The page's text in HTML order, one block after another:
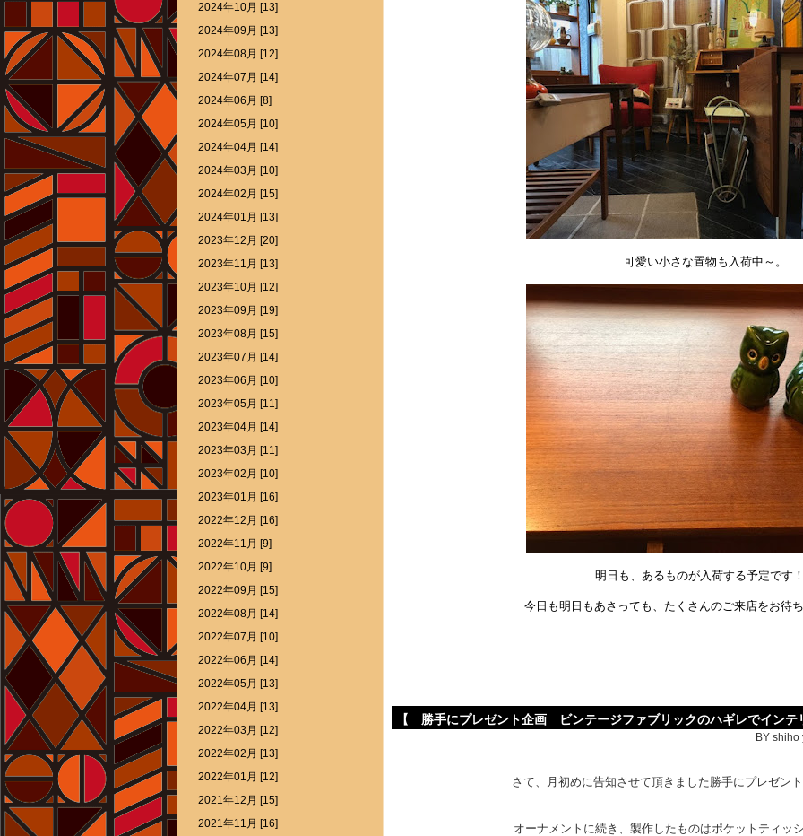
可愛い小さな置物も入荷中～。
明日も、あるものが入荷する予定です
今日も明日もあさっても、たくさんのご来店をお待
【 勝手にプレゼント企画 ビンテージファブリックのハギレでイン
BY
さて、月初めに告知させて頂きました勝手にプレゼン
オーナメントに続き、製作したものはポケットティッ
2024年10月 [13]
2024年09月 [13]
2024年08月 [12]
2024年07月 [14]
2024年06月 [8]
2024年05月 [10]
2024年04月 [14]
2024年03月 [10]
2024年02月 [15]
2024年01月 [13]
2023年12月 [20]
2023年11月 [13]
2023年10月 [12]
2023年09月 [19]
2023年08月 [15]
2023年07月 [14]
2023年06月 [10]
2023年05月 [11]
2023年04月 [14]
2023年03月 [11]
2023年02月 [10]
2023年01月 [16]
2022年12月 [16]
2022年11月 [9]
2022年10月 [9]
2022年09月 [15]
2022年08月 [14]
2022年07月 [10]
2022年06月 [14]
2022年05月 [13]
2022年04月 [13]
2022年03月 [12]
2022年02月 [13]
2022年01月 [12]
2021年12月 [15]
2021年11月 [16]